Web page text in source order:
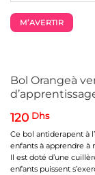
Bol Orangeà
120 Dhs
Ce bol antiderapent à
enfants à apprendre
Il est doté d’une
enfants puissent
M’AVERTIR